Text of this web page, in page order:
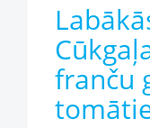
franču